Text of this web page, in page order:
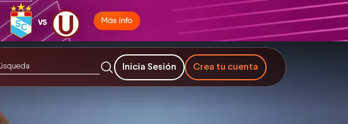
Inicia Sesión Crea tu cuenta